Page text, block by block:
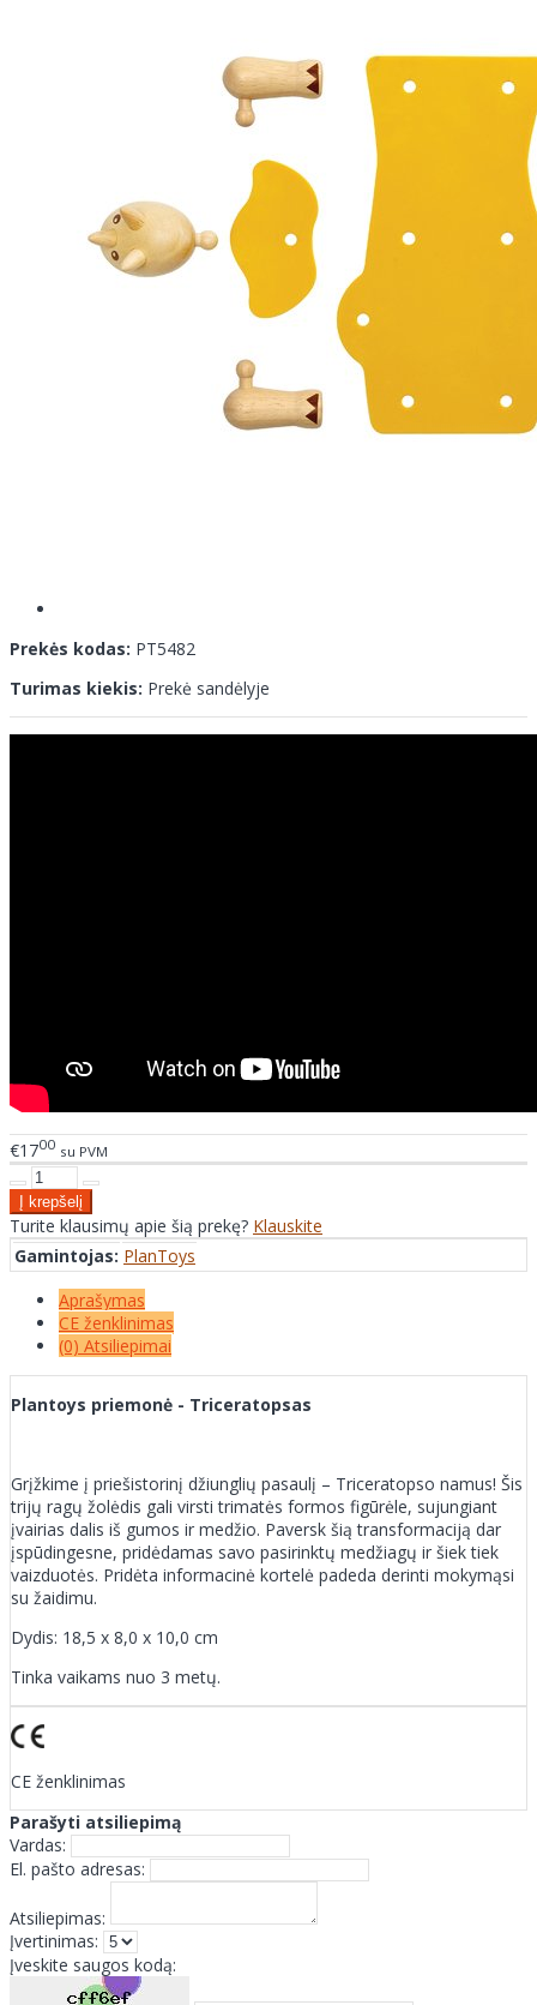
Prekės kodas: PT5482
Turimas kiekis: Prekė sandėlyje
€1700 su PVM
Turite klausimų apie šią prekę? Klauskite
Gamintojas: PlanToys
Aprašymas
CE ženklinimas
(0) Atsiliepimai
Plantoys priemonė - Triceratopsas
Grįžkime į priešistorinį džiunglių pasaulį – Triceratopso namus! Šis
trijų ragų žolėdis gali virsti trimatės formos figūrėle, sujungiant
įvairias dalis iš gumos ir medžio. Paversk šią transformaciją dar
įspūdingesne, pridėdamas savo pasirinktų medžiagų ir šiek tiek
vaizduotės. Pridėta informacinė kortelė padeda derinti mokymąsi
su žaidimu.
Dydis: 18,5 x 8,0 x 10,0 cm
Tinka vaikams nuo 3 metų.
CE ženklinimas
Parašyti atsiliepimą
Vardas:
El. pašto adresas:
Atsiliepimas:
Įvertinimas:
Įveskite saugos kodą: